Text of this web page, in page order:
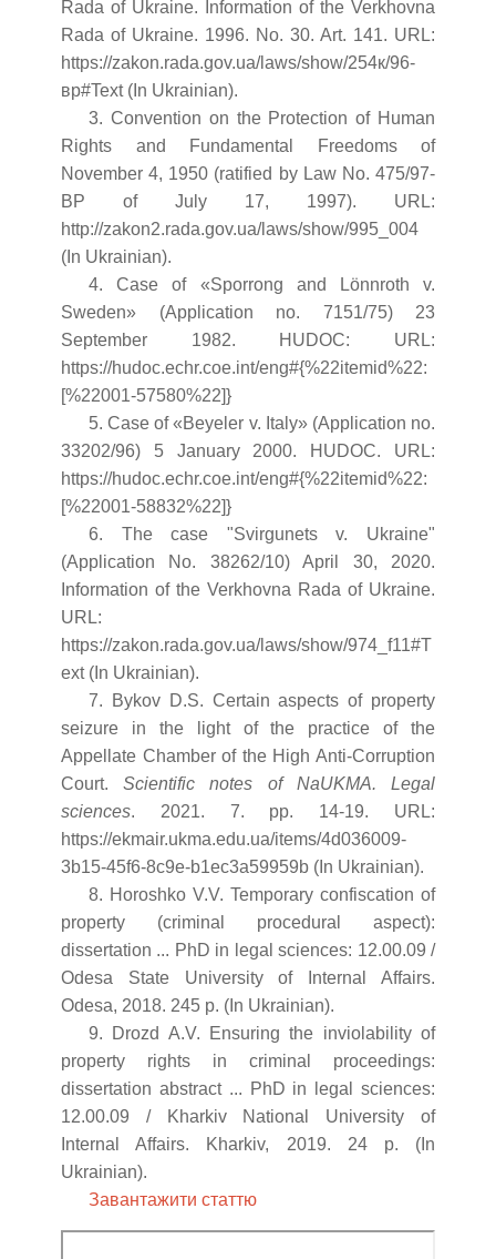
Rada of Ukraine. Information of the Verkhovna
Rada of Ukraine. 1996. No. 30. Art. 141. URL:
https://zakon.rada.gov.ua/laws/show/254к/96-
вр#Text (In Ukrainian).
3. Convention on the Protection of Human
Rights and Fundamental Freedoms of
November 4, 1950 (ratified by Law No. 475/97-
BP of July 17, 1997). URL:
http://zakon2.rada.gov.ua/laws/show/995_004
(In Ukrainian).
4. Case of «Sporrong and Lönnroth v.
Sweden» (Application no. 7151/75) 23
September 1982. HUDOC: URL:
https://hudoc.echr.coe.int/eng#{%22itemid%22:
[%22001-57580%22]}
5. Case of «Beyeler v. Italy» (Application no.
33202/96) 5 January 2000. HUDOC. URL:
https://hudoc.echr.coe.int/eng#{%22itemid%22:
[%22001-58832%22]}
6. The case "Svirgunets v. Ukraine"
(Application No. 38262/10) April 30, 2020.
Information of the Verkhovna Rada of Ukraine.
URL:
https://zakon.rada.gov.ua/laws/show/974_f11#T
ext (In Ukrainian).
7. Bykov D.S. Certain aspects of property
seizure in the light of the practice of the
Appellate Chamber of the High Anti-Corruption
Court.Scientific notes of NaUKMA. Legal
sciences. 2021. 7. pp. 14-19. URL:
https://ekmair.ukma.edu.ua/items/4d036009-
3b15-45f6-8c9e-b1ec3a59959b (In Ukrainian).
8. Horoshko V.V. Temporary confiscation of
property (criminal procedural aspect):
dissertation ... PhD in legal sciences: 12.00.09 /
Odesa State University of Internal Affairs.
Odesa, 2018. 245 p. (In Ukrainian).
9. Drozd A.V. Ensuring the inviolability of
property rights in criminal proceedings:
dissertation abstract ... PhD in legal sciences:
12.00.09 / Kharkiv National University of
Internal Affairs. Kharkiv, 2019. 24 p. (In
Ukrainian).
Завантажити статтю